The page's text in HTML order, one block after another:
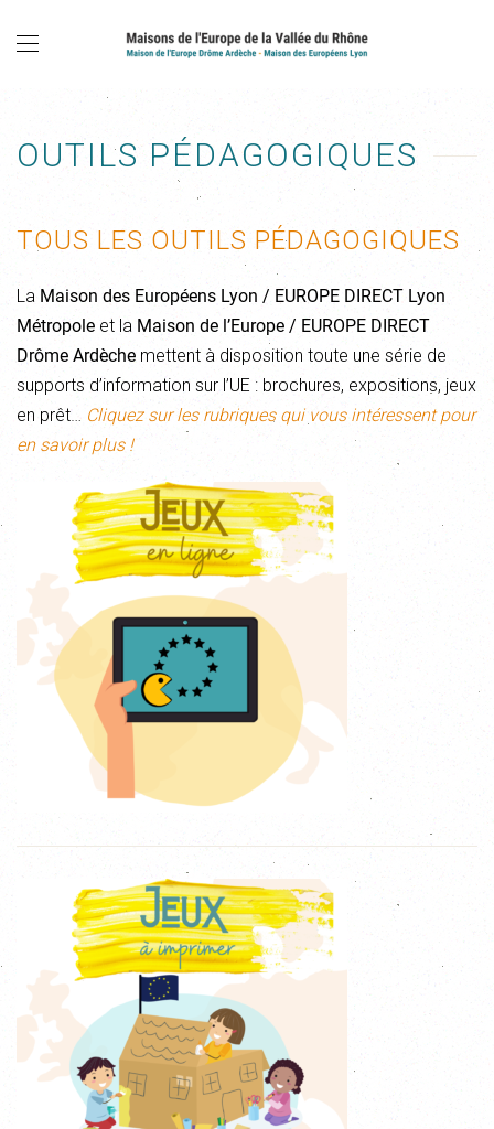
OUTILS PÉDAGOGIQUES
TOUS LES OUTILS PÉDAGOGIQUES
La Maison des Européens Lyon / EUROPE DIRECT Lyon
Métropole et la Maison de l’Europe / EUROPE DIRECT
Drôme Ardèche mettent à disposition toute une série de
supports d’information sur l’UE : brochures, expositions, jeux
en prêt… Cliquez sur les rubriques qui vous intéressent pour
en savoir plus !